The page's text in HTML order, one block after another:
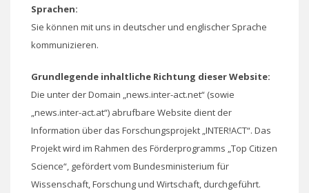
Sprachen:
Sie können mit uns in deutscher und englischer Sprache
kommunizieren.
Grundlegende inhaltliche Richtung dieser Website:
Die unter der Domain „news.inter-act.net“ (sowie
„news.inter-act.at“) abrufbare Website dient der
Information über das Forschungsprojekt „INTER!ACT“. Das
Projekt wird im Rahmen des Förderprogramms „Top Citizen
Science“, gefördert vom Bundesministerium für
Wissenschaft, Forschung und Wirtschaft, durchgeführt.